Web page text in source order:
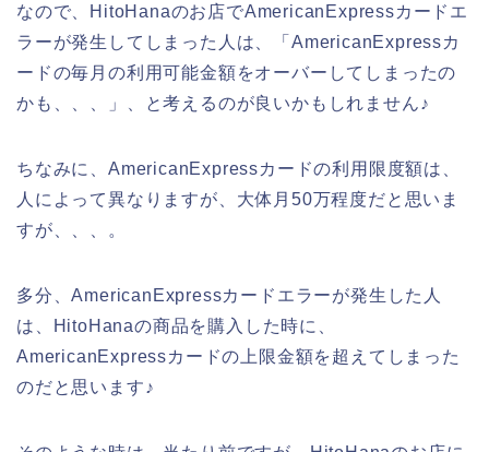
なので、HitoHanaのお店でAmericanExpressカードエ
ラーが発生してしまった人は、「AmericanExpressカ
ードの毎月の利用可能金額をオーバーしてしまったの
かも、、、」、と考えるのが良いかもしれません♪
ちなみに、AmericanExpressカードの利用限度額は、
人によって異なりますが、大体月50万程度だと思いま
すが、、、。
多分、AmericanExpressカードエラーが発生した人
は、HitoHanaの商品を購入した時に、
AmericanExpressカードの上限金額を超えてしまった
のだと思います♪